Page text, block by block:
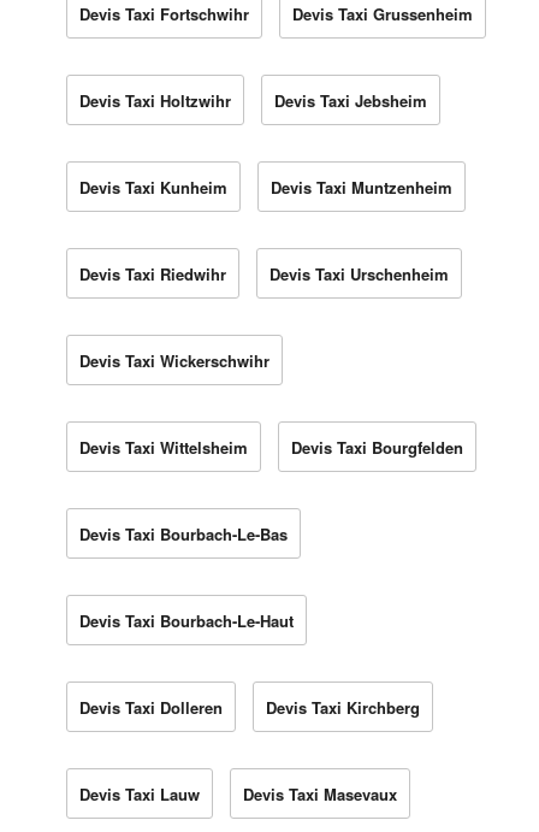
Devis Taxi Fortschwihr Devis Taxi Grussenheim
Devis Taxi Holtzwihr Devis Taxi Jebsheim
Devis Taxi Kunheim Devis Taxi Muntzenheim
Devis Taxi Riedwihr Devis Taxi Urschenheim
Devis Taxi Wickerschwihr
Devis Taxi Wittelsheim Devis Taxi Bourgfelden
Devis Taxi Bourbach-Le-Bas
Devis Taxi Bourbach-Le-Haut
Devis Taxi Dolleren Devis Taxi Kirchberg
Devis Taxi Lauw Devis Taxi Masevaux